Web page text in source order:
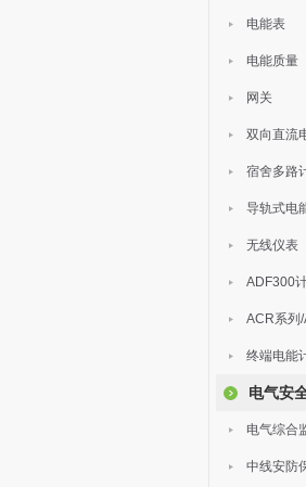
电能表
电能质量
网关
双向直流
宿舍多路
导轨式电
无线仪表
终端电能
电气安
电气综合
中线安防